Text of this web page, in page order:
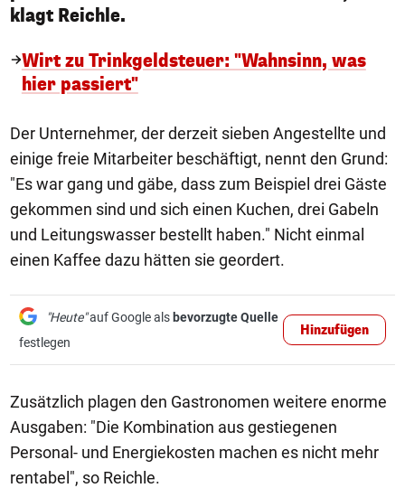
klagt Reichle.
Wirt zu Trinkgeldsteuer: "Wahnsinn, was
hier passiert"
Der Unternehmer, der derzeit sieben Angestellte und
einige freie Mitarbeiter beschäftigt, nennt den Grund:
"Es war gang und gäbe, dass zum Beispiel drei Gäste
gekommen sind und sich einen Kuchen, drei Gabeln
und Leitungswasser bestellt haben." Nicht einmal
einen Kaffee dazu hätten sie geordert.
"Heute"auf Google als bevorzugte Quelle
festlegen
Hinzufügen
Zusätzlich plagen den Gastronomen weitere enorme
Ausgaben: "Die Kombination aus gestiegenen
Personal- und Energiekosten machen es nicht mehr
rentabel", so Reichle.